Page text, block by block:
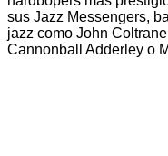
sus Jazz Messengers,
jazz como John
Cannonball Adderley o